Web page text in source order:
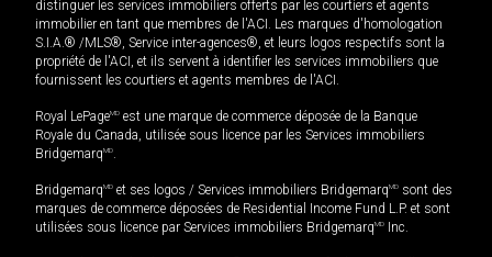
distinguer les services immobiliers offerts par les courtiers et agents
immobilier en tant que membres de l'ACI. Les marques d'homologation
S.I.A.® /MLS®, Service inter-agences®, et leurs logos respectifs sont la
propriété de l'ACI, et ils servent à identifier les services immobiliers que
fournissent les courtiers et agents membres de l'ACI.
Royal LePageMD est une marque de commerce déposée de la Banque
Royale du Canada, utilisée sous licence par les Services immobiliers
BridgemarqMD.
BridgemarqMD et ses logos / Services immobiliers BridgemarqMD sont des
marques de commerce déposées de Residential Income Fund L.P. et sont
utilisées sous licence par Services immobiliers BridgemarqMD Inc.